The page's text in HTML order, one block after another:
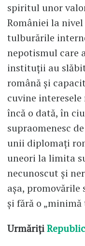
spiritul unor
României la
tulburările
nepotismul care
instituții au
română și
cuvine
încă o dată, în
supraomenesc
unii diplomați
uneori la limita
necunoscut și
așa, promovările
și fără o
Urmăriți